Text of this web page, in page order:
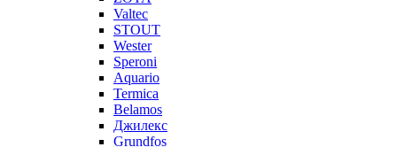
Valtec
STOUT
Wester
Speroni
Aquario
Termica
Belamos
Джилекс
Grundfos